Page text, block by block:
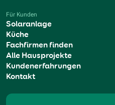
Für Kunden
Solaranlage
Küche
Fachfirmen finden
Alle Hausprojekte
Kundenerfahrungen
Kontakt